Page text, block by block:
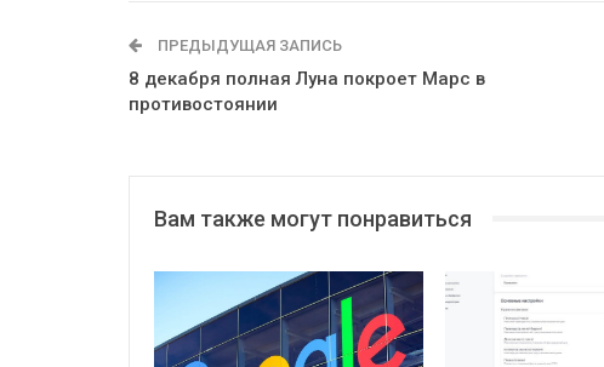
ПРЕДЫДУЩАЯ ЗАПИСЬ
8 декабря полная Луна покроет Марс в
противостоянии
Вам также могут понравиться